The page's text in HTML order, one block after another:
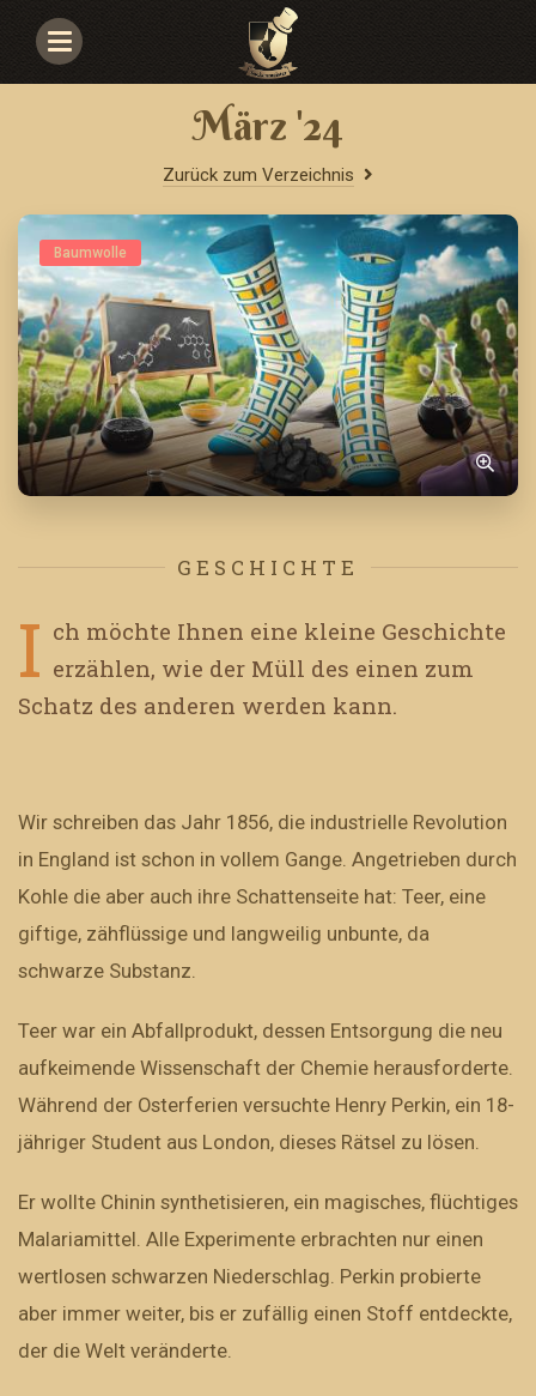
Navigace
März '24
Zurück zum Verzeichnis
Baumwolle
GESCHICHTE
I ch möchte Ihnen eine kleine Geschichte
erzählen, wie der Müll des einen zum
Schatz des anderen werden kann.
Wir schreiben das Jahr 1856, die industrielle Revolution
in England ist schon in vollem Gange. Angetrieben durch
Kohle die aber auch ihre Schattenseite hat: Teer, eine
giftige, zähflüssige und langweilig unbunte, da
schwarze Substanz.
Teer war ein Abfallprodukt, dessen Entsorgung die neu
aufkeimende Wissenschaft der Chemie herausforderte.
Während der Osterferien versuchte Henry Perkin, ein 18-
jähriger Student aus London, dieses Rätsel zu lösen.
Er wollte Chinin synthetisieren, ein magisches, flüchtiges
Malariamittel. Alle Experimente erbrachten nur einen
wertlosen schwarzen Niederschlag. Perkin probierte
aber immer weiter, bis er zufällig einen Stoff entdeckte,
der die Welt veränderte.